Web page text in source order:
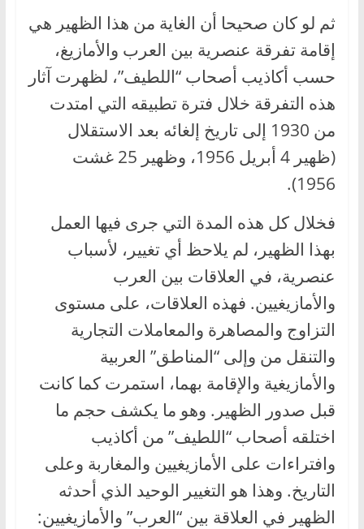
ثم لو كان صحيحا أن الغاية من هذا الظهير هي
إقامة تفرقة عنصرية بين العرب والأمازيغ،
حسب أكاذيب أصحاب “اللطيف”، لظهرت آثار
هذه التفرقة خلال فترة تطبيقه التي امتدت
من 1930 إلى تاريخ إلغائه بعد الاستقلال
(ظهير 4 أبريل 1956، وظهير 25 غشت
1956).
فخلال كل هذه المدة التي جرى فيها العمل
بهذا الظهير، لم يلاحظ أي تغيير، لأسباب
عنصرية، في العلاقات بين العرب
والأمازيغيين. فهذه العلاقات، على مستوى
التزاوج والمصاهرة والمعاملات التجارية
والتنقل من وإلى “المناطق” العربية
والأمازيغية والإقامة بهما، استمرت كما كانت
قبل صدور الظهير. وهو ما يكشف حجم ما
اختلقه أصحاب “اللطيف” من أكاذيب
وافتراءات على الأمازيغيين والمغاربة وعلى
التاريخ. وهذا هو التغيير الوحيد الذي أحدثه
الظهير في العلاقة بين “العرب” والأمازيغيين: